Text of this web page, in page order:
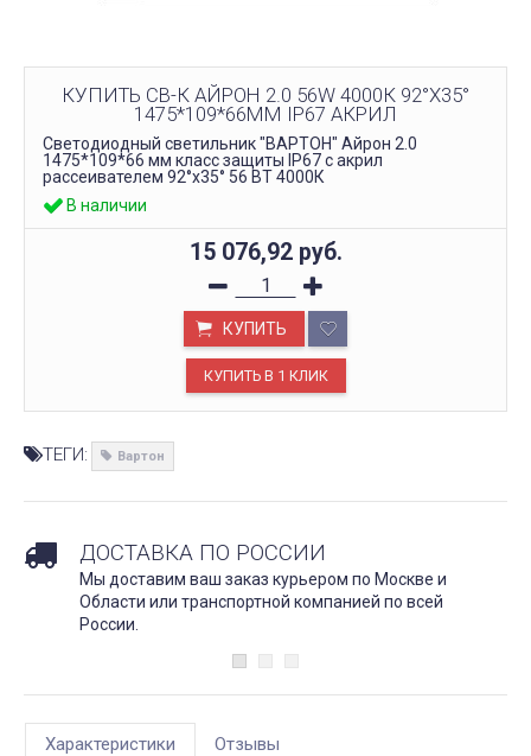
КУПИТЬ СВ-К АЙРОН 2.0 56W 4000К 92°X35°
1475*109*66ММ IP67 АКРИЛ
Светодиодный светильник "ВАРТОН" Айрон 2.0
1475*109*66 мм класс защиты IP67 с акрил
рассеивателем 92°x35° 56 ВТ 4000К
В наличии
15 076,92 руб.
КУПИТЬ
ТЕГИ: Вартон
ДОСТАВКА ПО РОССИИ
Мы доставим ваш заказ курьером по Москве и
Области или транспортной компанией по всей
России.
Характеристики Отзывы